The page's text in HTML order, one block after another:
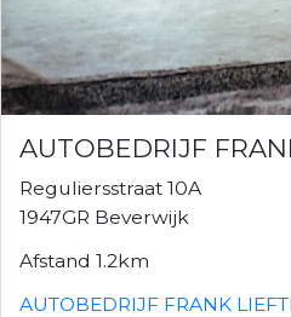
AUTOBEDRIJF
Reguliersstraat 10A
1947GR Beverwijk
Afstand 1.2km
AUTOBEDRIJF FRANK